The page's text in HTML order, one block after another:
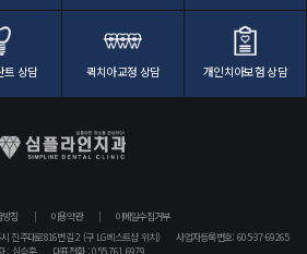
트 상담 퀵치아교정 상담 개인치아보험 상담
침 이용약관
이메일수집거부
진주대로816번길 2 (구 LG베스트샵 위치)
사업자등록번호: 605-37-69265
: 심승훈
대표전화 : 055.761.6979